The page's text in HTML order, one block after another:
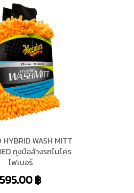
WASH MITT
ถุงมือล้างรถไมโคร
ไฟเบอร์
595.00฿